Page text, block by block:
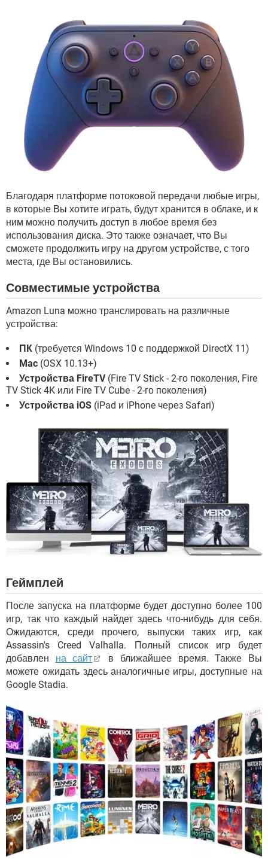
Благодаря платформе потоковой передачи любые игры,
в которые Вы хотите играть, будут хранится в облаке, и к
ним можно получить доступ в любое время без
использования диска. Это также означает, что Вы
сможете продолжить игру на другом устройстве, с того
места, где Вы остановились.
Совместимые устройства
Amazon Luna можно транслировать на различные
устройства:
ПК (требуется Windows 10 с поддержкой DirectX 11)
Mac (OSX 10.13+)
Устройства FireTV(Fire TV Stick - 2-го поколения, Fire
TV Stick 4K или Fire TV Cube - 2-го поколения)
Устройства iOS (iPad и iPhone через Safari)
Геймплей
После запуска на платформе будет доступно более 100
игр, так что каждый найдет здесь что-нибудь для себя.
Ожидаются, среди прочего, выпуски таких игр, как
Assassin's Creed Valhalla. Полный список игр будет
добавлен на сайт
в ближайшее время. Также Вы
можете ожидать здесь аналогичные игры, доступные на
Google Stadia.